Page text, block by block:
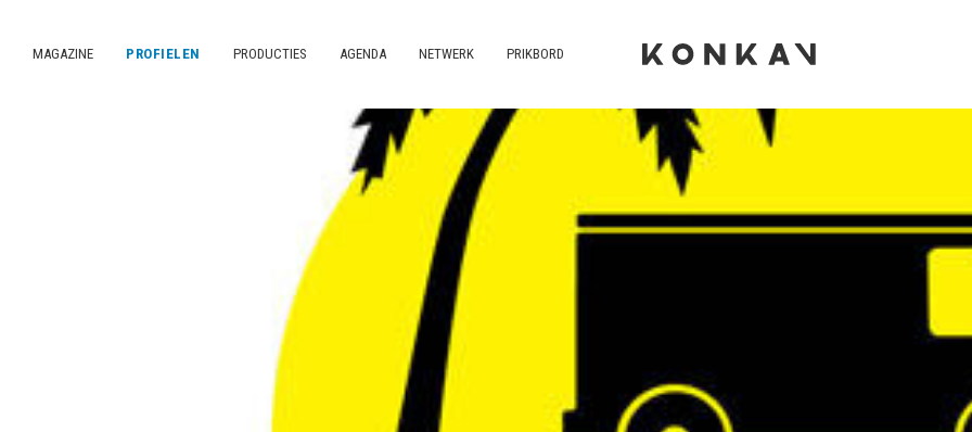
MAGAZINE PROFIELEN PRODUCTIES AGENDA NETWERK PRIKBORD